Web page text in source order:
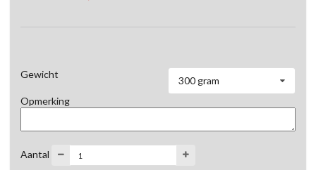
Gewicht
300 gram
Opmerking
Aantal